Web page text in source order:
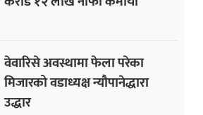
वेवारिसे अवस्थामा फेला परेका
मिजारको वडाध्यक्ष न्यौपानेद्धारा
उद्धार